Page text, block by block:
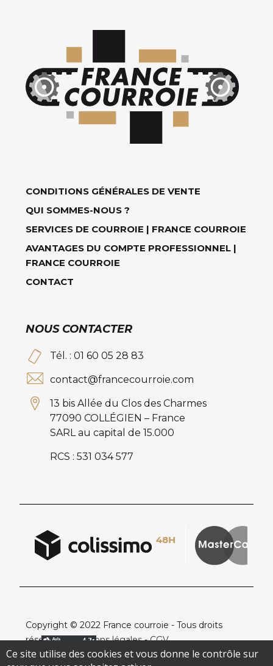
CONDITIONS GÉNÉRALES DE VENTE
QUI SOMMES-NOUS ?
SERVICES DE COURROIE | FRANCE COURROIE
AVANTAGES DU COMPTE PROFESSIONNEL |
FRANCE COURROIE
CONTACT
NOUS CONTACTER
Tél. : 01 60 05 28 83
contact@francecourroie.com
13 bis Allée du Clos des Charmes
77090 COLLÉGIEN – France
SARL au capital de 15.000
RCS : 531 034 577
Copyright © 2022 France courroie - Tous droits
réservés -
Mentions légales-CGV
Ce site utilise des cookies et vous donne le contrôle sur